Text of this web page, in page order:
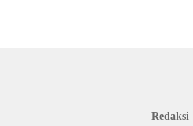
Redaksi